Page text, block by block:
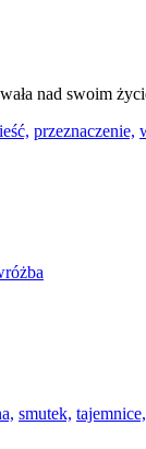
nad swoim
przeznaczenie,
smutek, tajemnice,